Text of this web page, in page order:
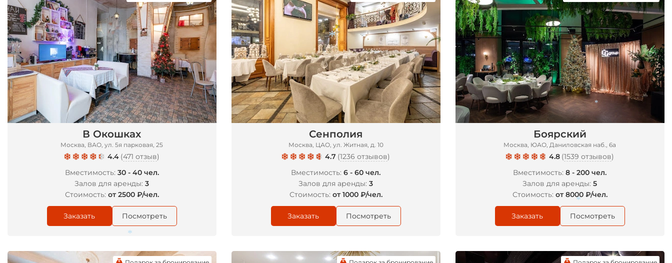
В Окошках
Москва, ВАО, ул. 5я парковая, 25
4.4 (471 отзыв)
Вместимость: 30 - 40 чел.
Залов для аренды:3
Стоимость: от 2500 ₽/чел.
Заказать Посмотреть
Сенполия
Москва, ЦАО, ул. Житная, д. 10
4.7 (1236 отзывов)
Вместимость:6 - 60 чел.
Залов для аренды:3
Стоимость: от 1000 ₽/чел.
Заказать Посмотреть
Боярский
Москва, ЮАО, Даниловская наб., 6а
4.8 (1539 отзывов)
Вместимость:8 - 200 чел.
Залов для аренды:5
Стоимость: от 8000 ₽/чел.
Заказать Посмотреть
*
*